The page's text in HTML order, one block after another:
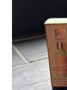
Ersättning